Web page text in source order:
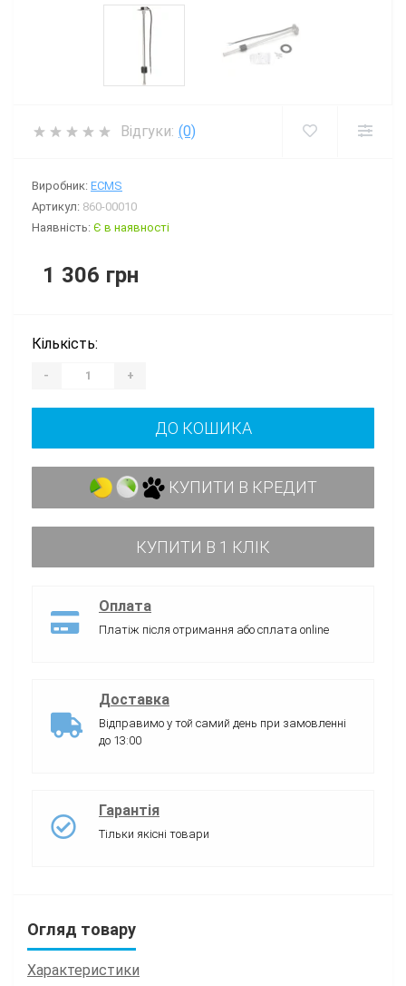
Відгуки: (0)
Виробник: ECMS
Артикул: 860-00010
Наявність: Є в наявності
1 306 грн
Кількість:
- +
ДО КОШИКА
КУПИТИ В КРЕДИТ
КУПИТИ В 1 КЛІК
Оплата
Платіж після отримання або сплата online
Доставка
Відправимо у той самий день при замовленні
до 13:00
Гарантія
Тільки якісні товари
Огляд товару
Характеристики